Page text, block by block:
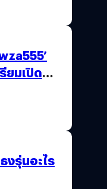
ยมเปิด
งรุ่นอะไร